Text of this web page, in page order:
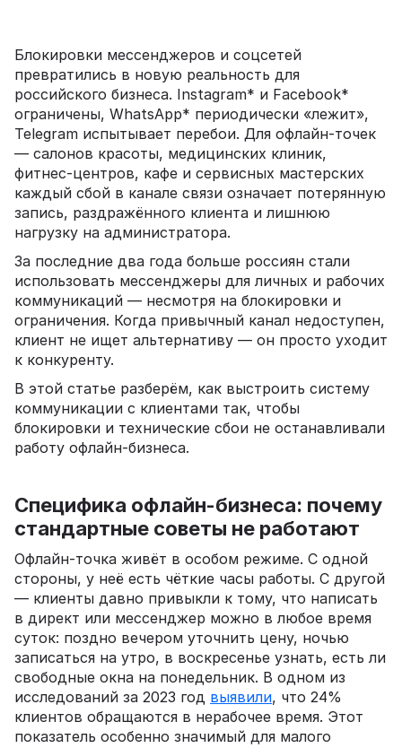
Блокировки мессенджеров и соцсетей
превратились в новую реальность для
российского бизнеса. Instagram* и Facebook*
ограничены, WhatsApp* периодически «лежит»,
Telegram испытывает перебои. Для офлайн-точек
— салонов красоты, медицинских клиник,
фитнес-центров, кафе и сервисных мастерских
каждый сбой в канале связи означает потерянную
запись, раздражённого клиента и лишнюю
нагрузку на администратора.
За последние два года больше россиян стали
использовать мессенджеры для личных и рабочих
коммуникаций — несмотря на блокировки и
ограничения. Когда привычный канал недоступен,
клиент не ищет альтернативу — он просто уходит
к конкуренту.
В этой статье разберём, как выстроить систему
коммуникации с клиентами так, чтобы
блокировки и технические сбои не останавливали
работу офлайн-бизнеса.
Специфика офлайн-бизнеса: почему
стандартные советы не работают
Офлайн-точка живёт в особом режиме. С одной
стороны, у неё есть чёткие часы работы. С другой
— клиенты давно привыкли к тому, что написать
в директ или мессенджер можно в любое время
суток: поздно вечером уточнить цену, ночью
записаться на утро, в воскресенье узнать, есть ли
свободные окна на понедельник. В одном из
исследований за 2023 год выявили, что 24%
клиентов обращаются в нерабочее время. Этот
показатель особенно значимый для малого